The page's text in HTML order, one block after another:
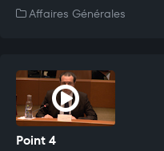
Affaires Générales
Point 4